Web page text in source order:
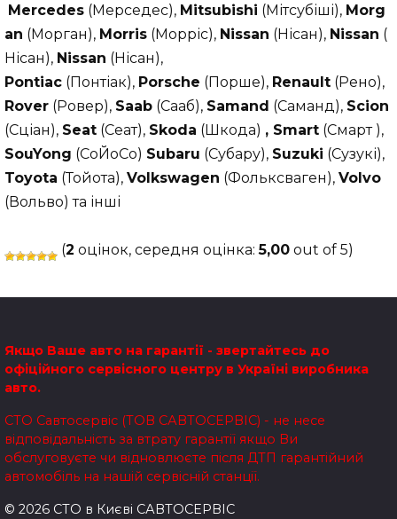
Mercedes (Мерседес), Mitsubishi (Мітсубіші), Morg
an (Морган), Morris (Морріс), Nissan (Нісан), Nissan (
Нісан), Nissan (Нісан),
Pontiac (Понтіак), Porsche (Порше), Renault (Рено),
Rover (Ровер), Saab (Сааб), Samand (Саманд), Scion
(Сціан), Seat (Сеат), Skoda (Шкода) , Smart (Смарт ),
SouYong (СоЙоСо) Subaru (Субару), Suzuki (Сузукі),
Toyota (Тойота), Volkswagen (Фольксваген), Volvo
(Вольво) та інші
(2 оцінок, середня оцінка:5,00 out of 5)
Якщо Ваше авто на гарантії - звертайтесь до
офіційного сервісного центру в Україні виробника
авто.
СТО Савтосервіс (ТОВ САВТОСЕРВІС) - не несе
відповідальність за втрату гарантії якщо Ви
обслуговуєте чи відновлюєте після ДТП гарантійний
автомобіль на нашій сервісній станції.
© 2026 СТО в Києві САВТОСЕРВІС